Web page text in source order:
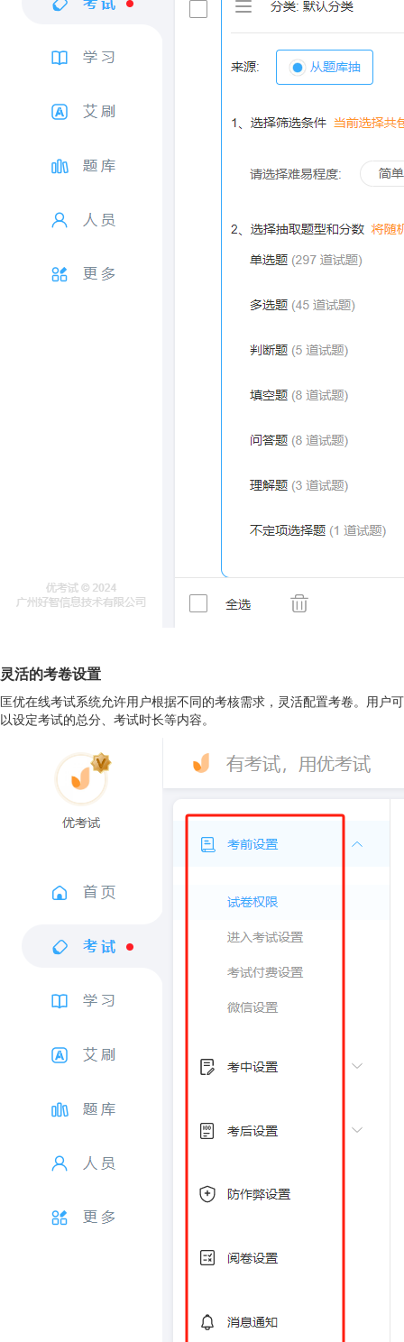
灵活的考卷设置
匡优在线考试系统允许用户根据不同的考核需求，灵活配置考卷。用户可
以设定考试的总分、考试时长等内容。